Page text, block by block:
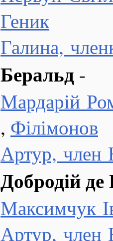
Геник
Галина,
Беральд -
Мардарій
, Філімонов
Артур,
Добродій
Максимчук
Артур,